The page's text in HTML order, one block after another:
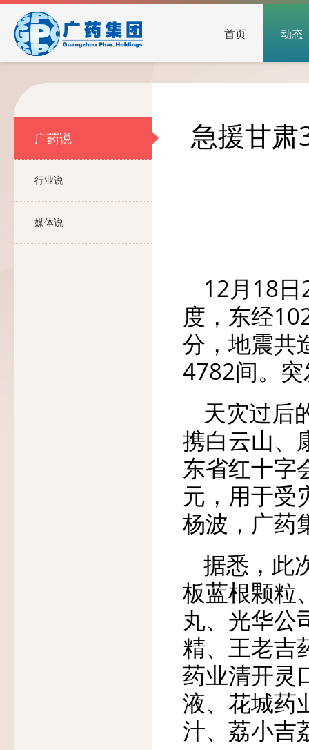
首页 动态
广药说
行业说
媒体说
急援甘肃
12月18
度，东经
分，地震共
4782间。
天灾过后
携白云山、
东省红十字
元，用于受
杨波，广药
据悉，此
板蓝根颗粒
丸、光华公
精、王老吉
药业清开灵
液、花城药
汁、荔小吉